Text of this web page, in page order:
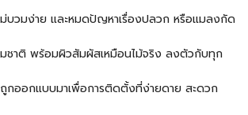
บวมง่าย และหมดปัญหาเรื่องปลวก หรือแมลงกัด
ชาติ พร้อมผิวสัมผัสเหมือนไม้จริง ลงตัวกับทุก
ถูกออกแบบมาเพื่อการติดตั้งที่ง่ายดาย สะดวก